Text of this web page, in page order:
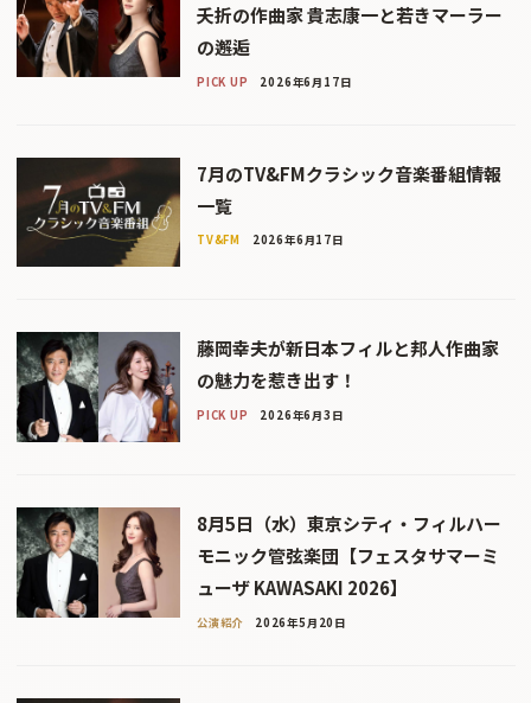
夭折の作曲家 貴志康一と若きマーラー
の邂逅
PICK UP 2026年6月17日
7月のTV&FMクラシック音楽番組情報
一覧
TV&FM 2026年6月17日
藤岡幸夫が新日本フィルと邦人作曲家
の魅力を惹き出す！
PICK UP 2026年6月3日
8月5日（水）東京シティ・フィルハー
モニック管弦楽団【フェスタサマーミ
ューザ KAWASAKI 2026】
公演紹介 2026年5月20日